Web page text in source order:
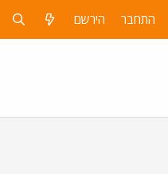
התחבר הירשם